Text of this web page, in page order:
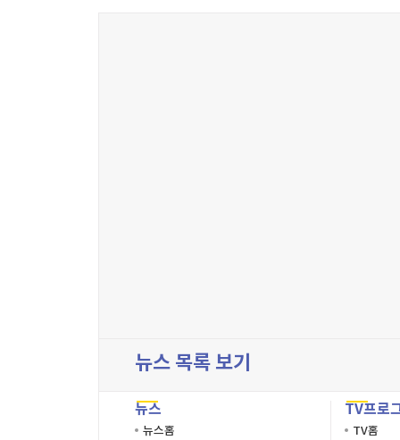
뉴스 목록 보기
뉴스
뉴스홈
TV프로
TV홈